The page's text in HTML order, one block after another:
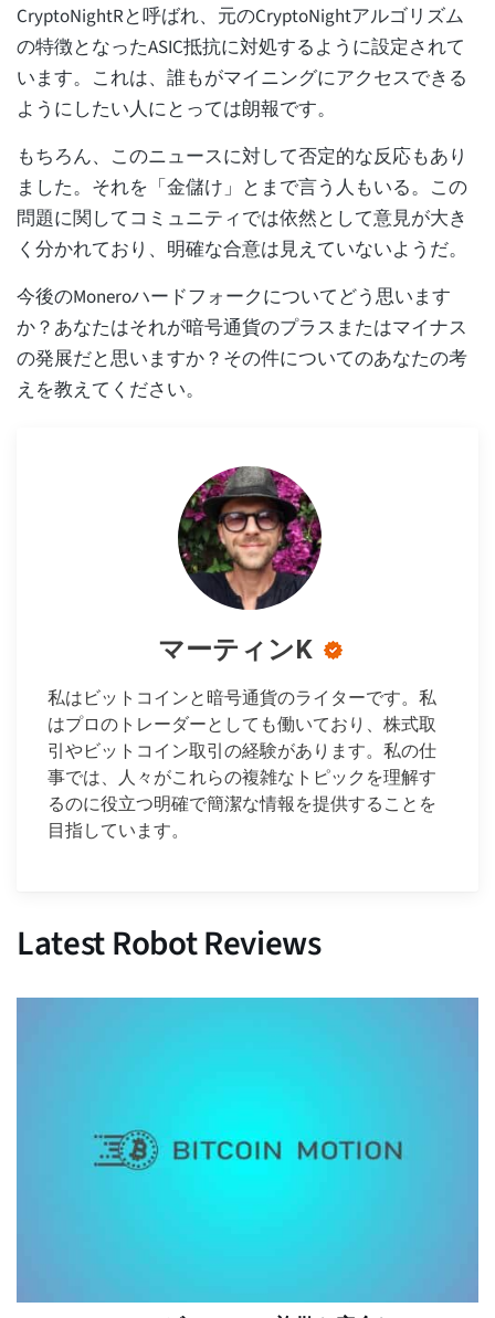
CryptoNightRと呼ばれ、元のCryptoNightアルゴリズム
の特徴となったASIC抵抗に対処するように設定されて
います。これは、誰もがマイニングにアクセスできる
ようにしたい人にとっては朗報です。
もちろん、このニュースに対して否定的な反応もあり
ました。それを「金儲け」とまで言う人もいる。この
問題に関してコミュニティでは依然として意見が大き
く分かれており、明確な合意は見えていないようだ。
今後のMoneroハードフォークについてどう思います
か？あなたはそれが暗号通貨のプラスまたはマイナス
の発展だと思いますか？その件についてのあなたの考
えを教えてください。
マーティンK
私はビットコインと暗号通貨のライターです。私
はプロのトレーダーとしても働いており、株式取
引やビットコイン取引の経験があります。私の仕
事では、人々がこれらの複雑なトピックを理解す
るのに役立つ明確で簡潔な情報を提供することを
目指しています。
Latest Robot Reviews